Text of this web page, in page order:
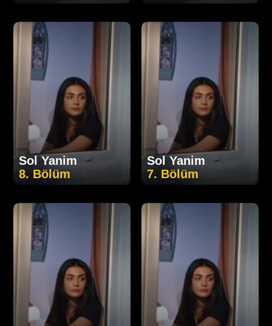
Sol Yanim
8. Bölüm
Sol Yanim
7. Bölüm